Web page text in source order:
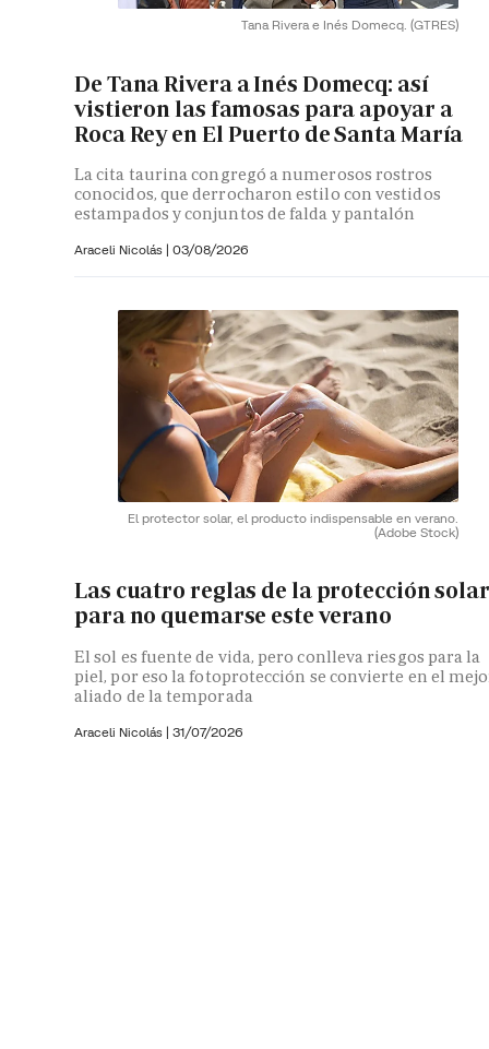
Tana Rivera e Inés Domecq. (GTRES)
De Tana Rivera a Inés Domecq: así
vistieron las famosas para apoyar a
Roca Rey en El Puerto de Santa María
La cita taurina congregó a numerosos rostros
conocidos, que derrocharon estilo con vestidos
estampados y conjuntos de falda y pantalón
Araceli Nicolás | 03/08/2026
El protector solar, el producto indispensable en verano.
(Adobe Stock)
Las cuatro reglas de la protección solar
para no quemarse este verano
El sol es fuente de vida, pero conlleva riesgos para la
piel, por eso la fotoprotección se convierte en el
aliado de la temporada
Araceli Nicolás | 31/07/2026